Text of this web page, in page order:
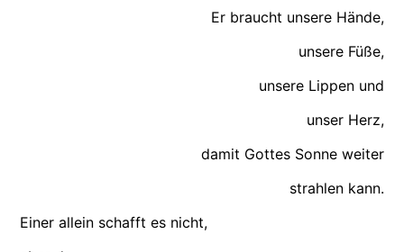
Er braucht unsere Hände,
unsere Füße,
unsere Lippen und
unser Herz,
damit Gottes Sonne weiter
strahlen kann.
Einer allein schafft es nicht,